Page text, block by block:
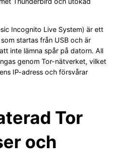
Incognito Live System) är ett
startas från USB och är
inte lämna spår på datorn. All
genom Tor-nätverket, vilket
IP-adress och försvårar
Tor
och